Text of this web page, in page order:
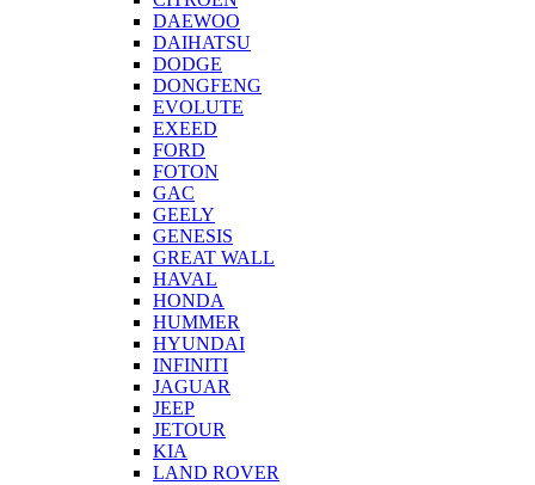
DAEWOO
DAIHATSU
DODGE
DONGFENG
EVOLUTE
EXEED
FORD
FOTON
GAC
GEELY
GENESIS
GREAT WALL
HAVAL
HONDA
HUMMER
HYUNDAI
INFINITI
JAGUAR
JEEP
JETOUR
KIA
LAND ROVER